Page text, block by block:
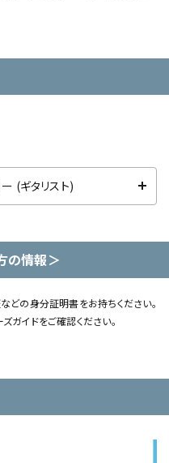
(ギタリスト)
の情報＞
どの身分証明書をお持ちください。
ガイドをご確認ください。